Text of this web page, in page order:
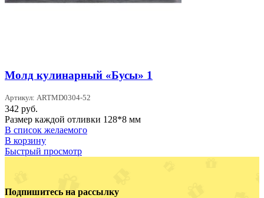
Молд кулинарный «Бусы» 1
Артикул: ARTMD0304-52
342 руб.
Размер каждой отливки 128*8 мм
В список желаемого
В корзину
Быстрый просмотр
Подпишитесь на рассылку